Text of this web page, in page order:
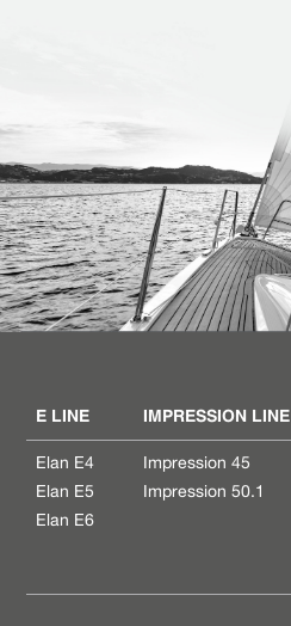
E LINE IMPRESSION LINE
Elan E4
Elan E5
Elan E6
Impression 45
Impression 50.1